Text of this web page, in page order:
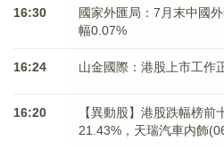
16:30
國家外匯局：7月末中國
幅0.07%
16:24 山金國際：港股上市工作
16:20
【異動股】港股跌幅榜
21.43%，天瑞汽車内飾